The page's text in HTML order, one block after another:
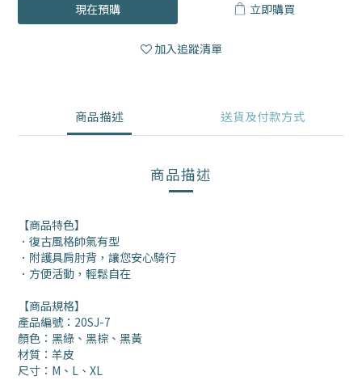
現在預購 立即購買
加入追蹤清單
商品描述 送貨及付款方式
商品描述
【商品特色】
．復古風格帥氣有型
．附護具肩肘背，讓您安心騎行
．方便活動，輕鬆自在
【商品規格】
產品編號：20SJ-7
顏色：黑綠、黑棕、黑黃
材質：羊皮
尺寸：M、L、XL